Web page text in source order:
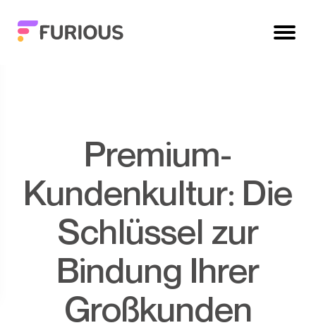
Premium-
Kundenkultur: Die
Schlüssel zur
Bindung Ihrer
Großkunden